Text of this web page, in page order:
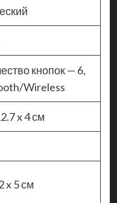
кнопок — 6,
Wireless
x 4 см
x 5 см